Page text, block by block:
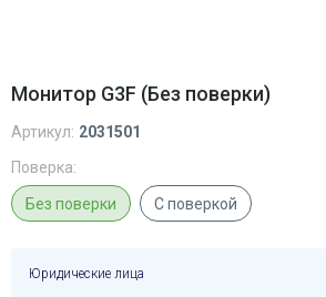
Монитор G3F (Без поверки)
Артикул: 2031501
Поверка:
Без поверки С поверкой
Юридические лица